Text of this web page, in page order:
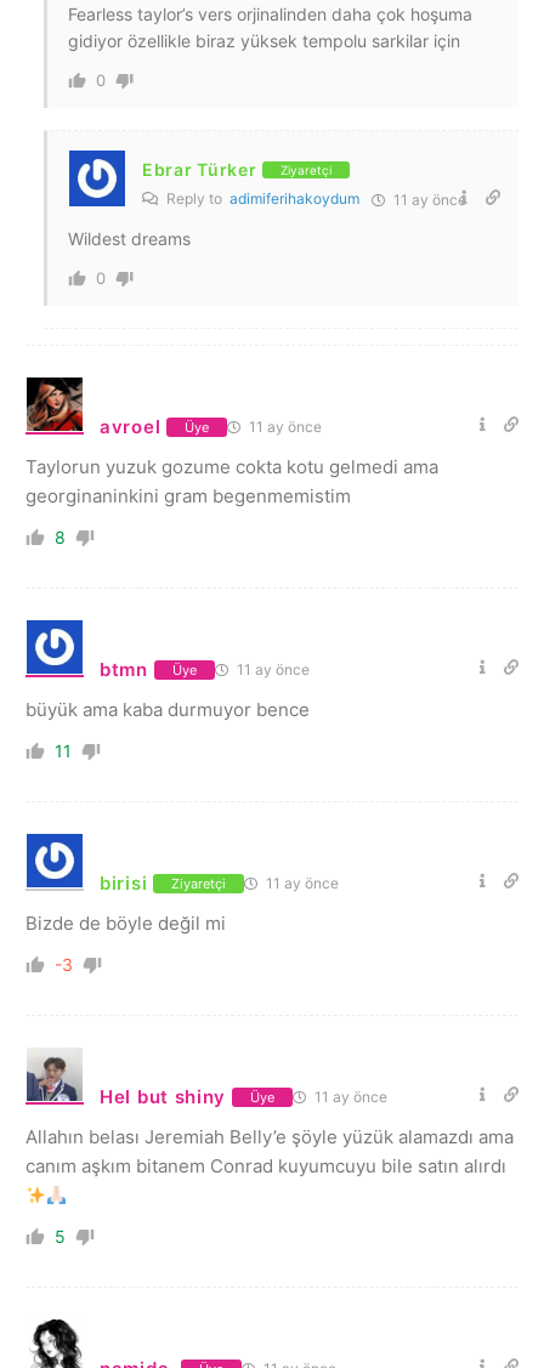
Fearless taylor’s vers orjinalinden daha çok hoşuma
gidiyor özellikle biraz yüksek tempolu sarkilar için
0
Ebrar Türker Ziyaretçi
Reply to adimiferihakoydum 11 ay önce
Wildest dreams
0
avroel Üye 11 ay önce
Taylorun yuzuk gozume cokta kotu gelmedi ama
georginaninkini gram begenmemistim
8
btmn Üye 11 ay önce
büyük ama kaba durmuyor bence
11
birisi Ziyaretçi 11 ay önce
Bizde de böyle değil mi
-3
Hel but shiny Üye 11 ay önce
Allahın belası Jeremiah Belly’e şöyle yüzük alamazdı ama
canım aşkım bitanem Conrad kuyumcuyu bile satın alırdı
5